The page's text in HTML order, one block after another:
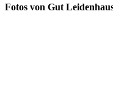
Fotos von Gut